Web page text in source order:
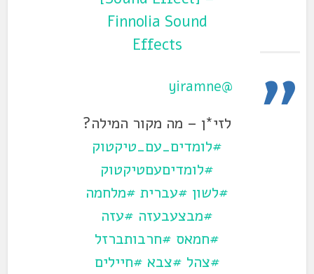
Finnolia Sound
Effects
@yiramne
לזי*ן – מה מקור המילה?
#לומדים_עם_טיקטוק
#לומדיםעםטיקטוק
#לשון #עברית #מלחמה
#מבצעבעזה #עזה
#חמאס #חרבותברזל
#צהל #צבא #חיילים